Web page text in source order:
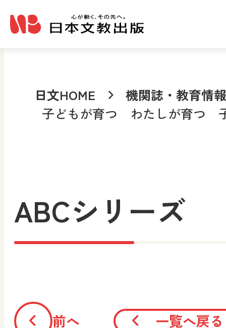
日文HOME
機関誌・教育情報
子どもが育つ わたしが育つ
ABCシリーズ
前へ 一覧へ戻る